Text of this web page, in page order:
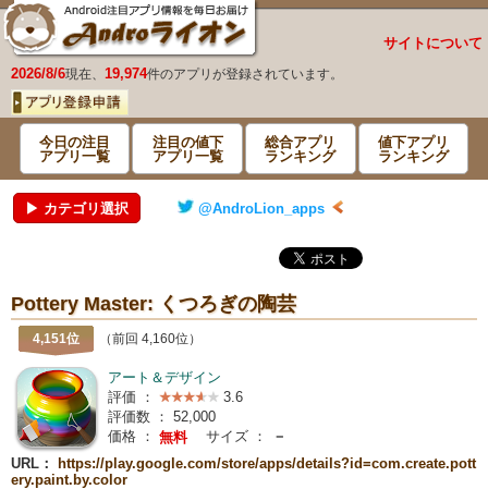
サイトについて
2026/8/6現在、 19,974件のアプリが登録されています。
今日の注目
アプリ一覧
注目の値下
アプリ一覧
総合アプリ
ランキング
値下アプリ
ランキング
▶ カテゴリ選択 @AndroLion_apps
Pottery Master: くつろぎの陶芸
4,151位 （前回 4,160位）
アート＆デザイン
評価 ：
3.6
評価数 ： 52,000
価格 ： 無料 サイズ ：
－
URL：
https://play.google.com/store/apps/details?id=com.create.pott
ery.paint.by.color